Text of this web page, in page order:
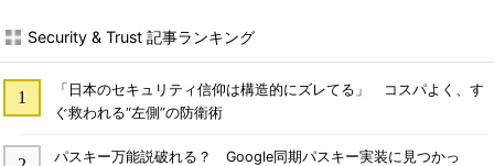
Security & Trust 記事ランキング
「日本のセキュリティ信仰は構造的にズレてる」 コスパよく、す
ぐ救われる“左側”の防衛術
パスキー万能説破れる？ Google同期パスキー実装に見つかっ